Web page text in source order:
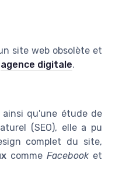
site web obsolète et
agence digitale.
qu'une étude de
(SEO), elle a pu
complet du site,
comme Facebooket